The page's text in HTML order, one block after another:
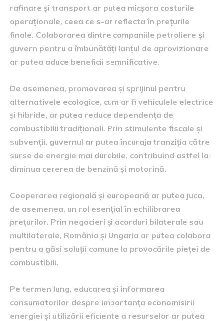
rafinare și transport ar putea micșora costurile
operaționale, ceea ce s-ar reflecta în prețurile
finale. Colaborarea dintre companiile petroliere și
guvern pentru a îmbunătăți lanțul de aprovizionare
ar putea aduce beneficii semnificative.
De asemenea, promovarea și sprijinul pentru
alternativele ecologice, cum ar fi vehiculele electrice
și hibride, ar putea reduce dependența de
combustibilii tradiționali. Prin stimulente fiscale și
subvenții, guvernul ar putea încuraja tranziția către
surse de energie mai durabile, contribuind astfel la
diminua cererea de benzină și motorină.
Cooperarea regională și europeană ar putea juca,
de asemenea, un rol esențial în echilibrarea
prețurilor. Prin negocieri și acorduri bilaterale sau
multilaterale, România și Ungaria ar putea colabora
pentru a găsi soluții comune la provocările pieței de
combustibili.
Pe termen lung, educarea și informarea
consumatorilor despre importanța economisirii
energiei și utilizării eficiente a resurselor ar putea